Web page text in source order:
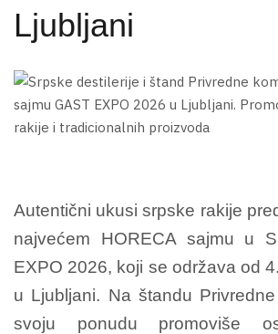
Ljubljani
Autentični ukusi srpske rakije
najvećem HORECA sajmu u
EXPO 2026, koji se održava od
u Ljubljani. Na štandu
svoju ponudu promoviše